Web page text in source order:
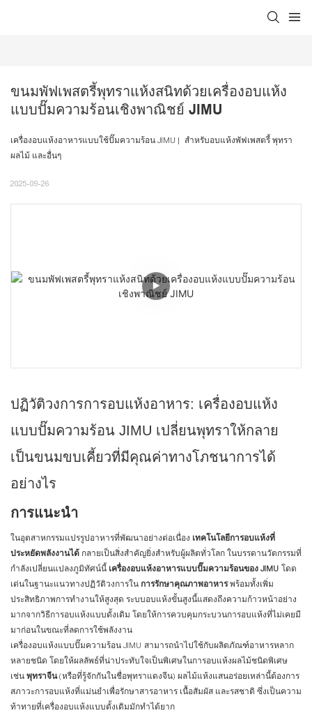
ขนมพัฟเพสตรี้พุทราแห้งสนิทด้วยเครื่องอบแห้ง
แบบปั๊มความร้อนเชิงพาณิชย์ JIMU
เครื่องอบแห้งอาหารแบบใช้ปั๊มความร้อน JIMU | สำหรับอบแห้งพัฟเพสตรี้ พุทรา
ผลไม้ และอื่นๆ
2025-09-26
ปฏิวัติวงการการอบแห้งอาหาร: เครื่องอบแห้ง
แบบปั๊มความร้อน JIMU เปลี่ยนพุทราให้กลาย
เป็นขนมขบเคี้ยวที่มีคุณค่าทางโภชนาการได้
อย่างไร
การแนะนำ
ในอุตสาหกรรมแปรรูปอาหารที่พัฒนาอย่างต่อเนื่อง เทคโนโลยีการอบแห้งที่
ประหยัดพลังงานได้ กลายเป็นสิ่งสำคัญยิ่งสำหรับผู้ผลิตทั่วโลก ในบรรดานวัตกรรมที่
กำลังเปลี่ยนแปลงภูมิทัศน์นี้ เครื่องอบแห้งอาหารแบบปั๊มความร้อนของ JIMU โดด
เด่นในฐานะแนวทางปฏิวัติวงการใน การรักษาคุณภาพอาหารพร้อมทั้งเพิ่ม
ประสิทธิภาพการทำงานให้สูงสุด ระบบอบแห้งขั้นสูงนี้แสดงถึงความก้าวหน้าอย่าง
มากจากวิธีการอบแห้งแบบดั้งเดิม โดยให้การควบคุมกระบวนการอบแห้งที่ไม่เคยมี
มาก่อนในขณะที่ลดการใช้พลังงาน
เครื่องอบแห้งแบบปั๊มความร้อน JIMU สามารถนำไปใช้กับผลิตภัณฑ์อาหารหลาก
หลายชนิด โดยให้ผลลัพธ์ที่น่าประทับใจเป็นพิเศษในการอบแห้งผลไม้ชนิดพิเศษ
เช่น พุทราจีน(หรือที่รู้จักกันในชื่อพุทราแดงจีน) ผลไม้แห้งแสนอร่อยเหล่านี้ต้องการ
สภาวะการอบแห้งที่แม่นยำเพื่อรักษาสารอาหาร เนื้อสัมผัส และรสชาติ ซึ่งเป็นความ
ท้าทายที่เครื่องอบแห้งแบบดั้งเดิมมักทำได้ยาก